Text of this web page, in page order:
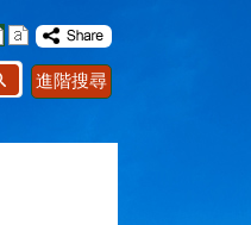
搜
尋
進階搜尋